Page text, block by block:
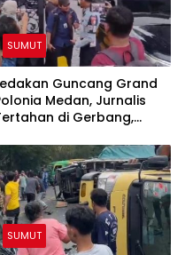
SUMUT
Guncang Grand
Medan, Jurnalis
di Gerbang,
Lokasi
SUMUT